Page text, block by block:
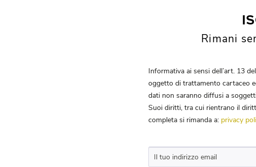
Rimani
Informativa ai sensi dell’art. 13
oggetto di trattamento cartaceo
dati non saranno diffusi a
Suoi diritti, tra cui rientrano il
completa si rimanda a: privacy